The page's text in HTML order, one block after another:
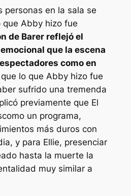
personas en la sala se
que Abby hizo fue
de Barer reflejó el
que la escena
como en
lo que Abby hizo fue
sufrido una tremenda
previamente que El
como un programa,
más duros con
y para Ellie, presenciar
hasta la muerte la
muy similar a